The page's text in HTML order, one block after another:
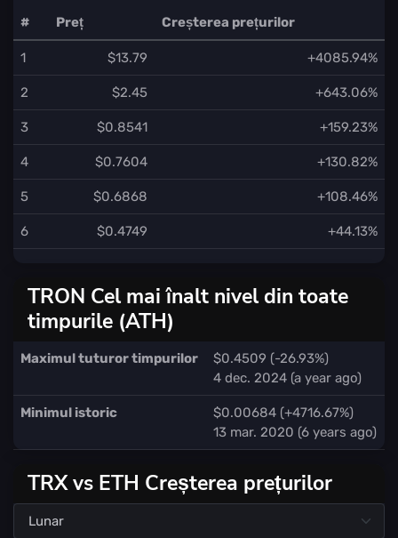
# Preț Creșterea prețurilor
1 $13.79 +4085.94%
2 $2.45 +643.06%
3 $0.8541 +159.23%
4 $0.7604 +130.82%
5 $0.6868 +108.46%
6 $0.4749 +44.13%
TRON Cel mai înalt nivel din toate
timpurile (ATH)
Maximul tuturor timpurilor
$0.4509 (-26.93%)
4 dec. 2024 (a year ago)
Minimul istoric
$0.00684 (+4716.67%)
13 mar. 2020 (6 years ago)
TRX vs ETH Creșterea prețurilor